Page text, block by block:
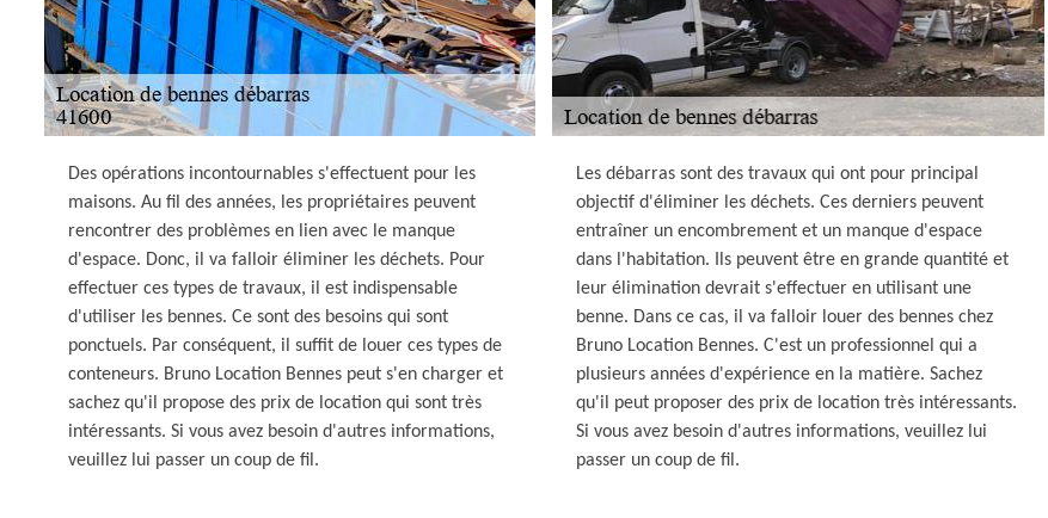
Des opérations incontournables s'effectuent pour les
maisons. Au fil des années, les propriétaires peuvent
rencontrer des problèmes en lien avec le manque
d'espace. Donc, il va falloir éliminer les déchets. Pour
effectuer ces types de travaux, il est indispensable
d'utiliser les bennes. Ce sont des besoins qui sont
ponctuels. Par conséquent, il suffit de louer ces types de
conteneurs. Bruno Location Bennes peut s'en charger et
sachez qu'il propose des prix de location qui sont très
intéressants. Si vous avez besoin d'autres informations,
veuillez lui passer un coup de fil.
Les débarras sont des travaux qui ont pour principal
objectif d'éliminer les déchets. Ces derniers peuvent
entraîner un encombrement et un manque d'espace
dans l'habitation. Ils peuvent être en grande quantité et
leur élimination devrait s'effectuer en utilisant une
benne. Dans ce cas, il va falloir louer des bennes chez
Bruno Location Bennes. C'est un professionnel qui a
plusieurs années d'expérience en la matière. Sachez
qu'il peut proposer des prix de location très intéressants.
Si vous avez besoin d'autres informations, veuillez lui
passer un coup de fil.